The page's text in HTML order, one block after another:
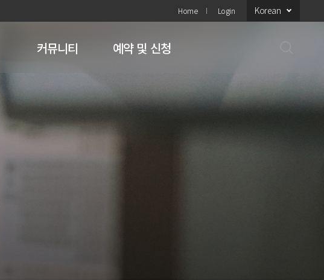
Home Login Korean
커뮤니티 예약 및 신청